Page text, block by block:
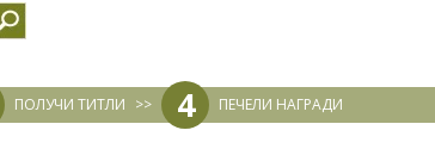
ПОЛУЧИ ТИТЛИ >> 4 ПЕЧЕЛИ НАГРАДИ